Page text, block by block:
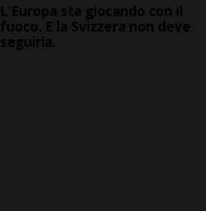
L'Europa sta giocando con il
fuoco. E la Svizzera non deve
seguirla.